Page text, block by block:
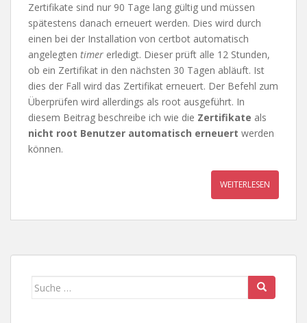
Zertifikate sind nur 90 Tage lang gültig und müssen
spätestens danach erneuert werden. Dies wird durch
einen bei der Installation von certbot automatisch
angelegten timer erledigt. Dieser prüft alle 12 Stunden,
ob ein Zertifikat in den nächsten 30 Tagen abläuft. Ist
dies der Fall wird das Zertifikat erneuert. Der Befehl zum
Überprüfen wird allerdings als root ausgeführt. In
diesem Beitrag beschreibe ich wie die Zertifikate als
nicht root Benutzer automatisch erneuert werden
können.
WEITERLESEN
Suche